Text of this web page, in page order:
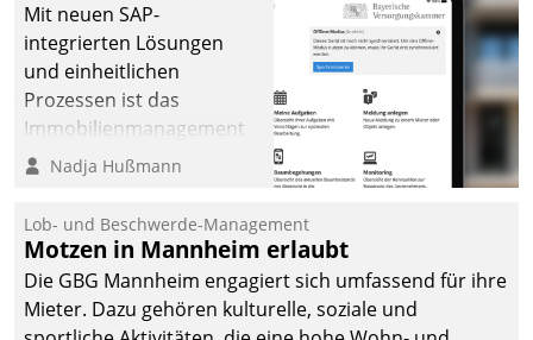
Mit neuen SAP-
integrierten Lösungen
und einheitlichen
Prozessen ist das
Immobilienmanagement
der Bayerischen
Ressort Kapitalanlage für
künftige Aufgaben und
Herausforderungen
gerüstet.
Nadja Hußmann
Lob- und Beschwerde-Management
Motzen in Mannheim erlaubt
Die GBG Mannheim engagiert sich umfassend für ihre
Mieter. Dazu gehören kulturelle, soziale und